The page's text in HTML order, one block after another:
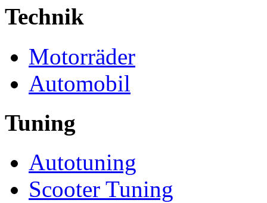
Technik
Motorräder
Automobil
Tuning
Autotuning
Scooter Tuning